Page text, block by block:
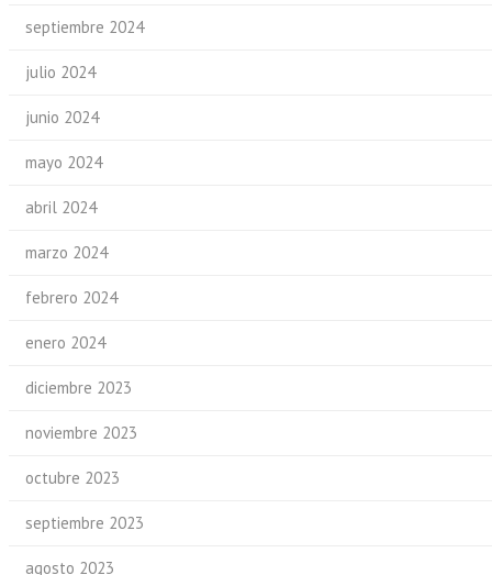
septiembre 2024
julio 2024
junio 2024
mayo 2024
abril 2024
marzo 2024
febrero 2024
enero 2024
diciembre 2023
noviembre 2023
octubre 2023
septiembre 2023
agosto 2023